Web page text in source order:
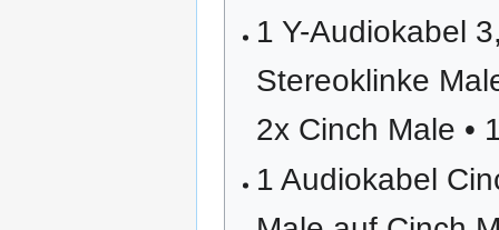
1 Y-Audiokabel
Stereoklinke
2x Cinch Male •
1 Audiokabel